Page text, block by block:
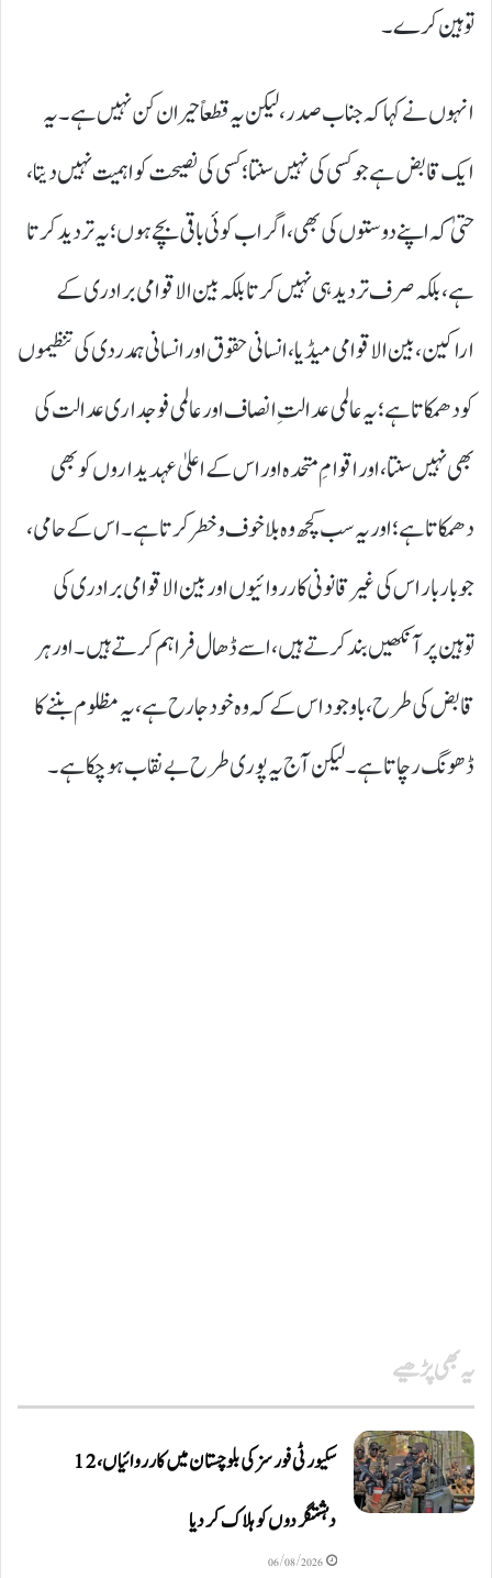
توہین کرے ۔
انہوں نے کہا کہ جناب صدر، لیکن یہ قطعاً حیران کن نہیں ہے۔ یہ
ایک قابض ہے جو کسی کی نہیں سنتا؛ کسی کی نصیحت کو اہمیت نہیں دیتا،
حتیٰ کہ اپنے دوستوں کی بھی، اگر اب کوئی باقی بچے ہوں؛ یہ تردید کرتا
ہے، بلکہ صرف تردید ہی نہیں کرتا بلکہ بین الاقوامی برادری کے
اراکین، بین الاقوامی میڈیا، انسانی حقوق اور انسانی ہمدردی کی تنظیموں
کو دھمکاتا ہے؛ یہ عالمی عدالتِ انصاف اور عالمی فوجداری عدالت کی
بھی نہیں سنتا، اور اقوامِ متحدہ اور اس کے اعلیٰ عہدیداروں کو بھی
دھمکاتا ہے؛ اور یہ سب کچھ وہ بلاخوف و خطر کرتا ہے۔ اس کے حامی،
جو بار بار اس کی غیر قانونی کارروائیوں اور بین الاقوامی برادری کی
توہین پر آنکھیں بند کرتے ہیں، اسے ڈھال فراہم کرتے ہیں۔ اور ہر
قابض کی طرح، باوجود اس کے کہ وہ خود جارح ہے، یہ مظلوم بننے کا
ڈھونگ رچاتا ہے۔ لیکن آج یہ پوری طرح بے نقاب ہو چکا ہے ۔
یہ بھی پڑھیے
سکیورٹی فورسز کی بلوچستان میں کارروائیاں، 12
دہشتگردوں کو ہلاک کردیا
06/08/2026